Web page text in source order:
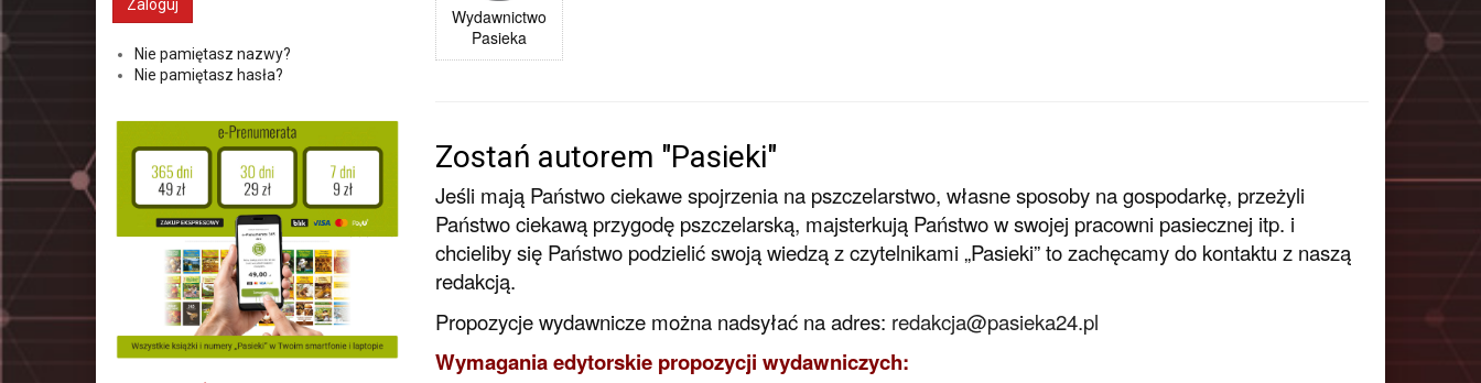
Wydawnictwo
Pasieka
Zostań autorem "Pasieki"
Jeśli mają Państwo ciekawe spojrzenia na pszczelarstwo, własne sposoby na gospodarkę, przeżyli
Państwo ciekawą przygodę pszczelarską, majsterkują Państwo w swojej pracowni pasiecznej itp. i
chcieliby się Państwo podzielić swoją wiedzą z czytelnikami „Pasieki” to zachęcamy do kontaktu z naszą
redakcją.
Propozycje wydawnicze można nadsyłać na adres: redakcja@pasieka24.pl
Wymagania edytorskie propozycji wydawniczych:
Nie pamiętasz nazwy?
Nie pamiętasz hasła?